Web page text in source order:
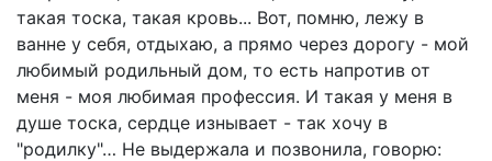
такая тоска, такая кровь... Вот, помню, лежу в
ванне у себя, отдыхаю, а прямо через дорогу - мой
любимый родильный дом, то есть напротив от
меня - моя любимая профессия. И такая у меня в
душе тоска, сердце изнывает - так хочу в
"родилку"… Не выдержала и позвонила, говорю: